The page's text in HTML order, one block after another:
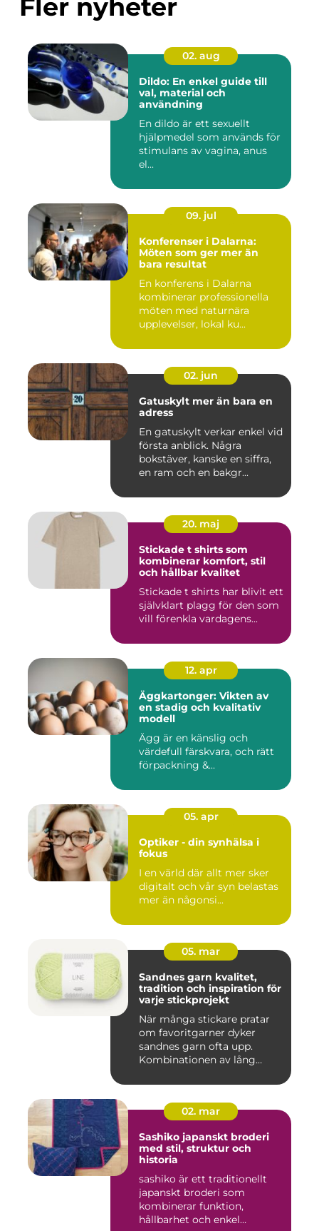
Fler nyheter
02. aug
Dildo: En enkel guide till
val, material och
användning
En dildo är ett sexuellt
hjälpmedel som används för
stimulans av vagina, anus
el...
09. jul
Konferenser i Dalarna:
Möten som ger mer än
bara resultat
En konferens i Dalarna
kombinerar professionella
möten med naturnära
upplevelser, lokal ku...
02. jun
Gatuskylt mer än bara en
adress
En gatuskylt verkar enkel vid
första anblick. Några
bokstäver, kanske en siffra,
en ram och en bakgr...
20. maj
Stickade t shirts som
kombinerar komfort, stil
och hållbar kvalitet
Stickade t shirts har blivit ett
självklart plagg för den som
vill förenkla vardagens...
12. apr
Äggkartonger: Vikten av
en stadig och kvalitativ
modell
Ägg är en känslig och
värdefull färskvara, och rätt
förpackning &...
05. apr
Optiker - din synhälsa i
fokus
I en värld där allt mer sker
digitalt och vår syn belastas
mer än någonsi...
05. mar
Sandnes garn kvalitet,
tradition och inspiration för
varje stickprojekt
När många stickare pratar
om favoritgarner dyker
sandnes garn ofta upp.
Kombinationen av lång
02. mar
Sashiko japanskt broderi
med stil, struktur och
historia
sashiko är ett traditionellt
japanskt broderi som
kombinerar funktion,
hållbarhet och enkel